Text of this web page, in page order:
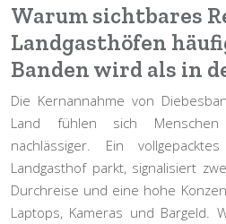
Warum sichtbares
Landgasthöfen
Banden wird als in
Die Kernannahme von
Land fühlen sich
nachlässiger. Ein
Landgasthof parkt, signalisiert
Durchreise und eine hohe
Laptops, Kameras und Bargeld.